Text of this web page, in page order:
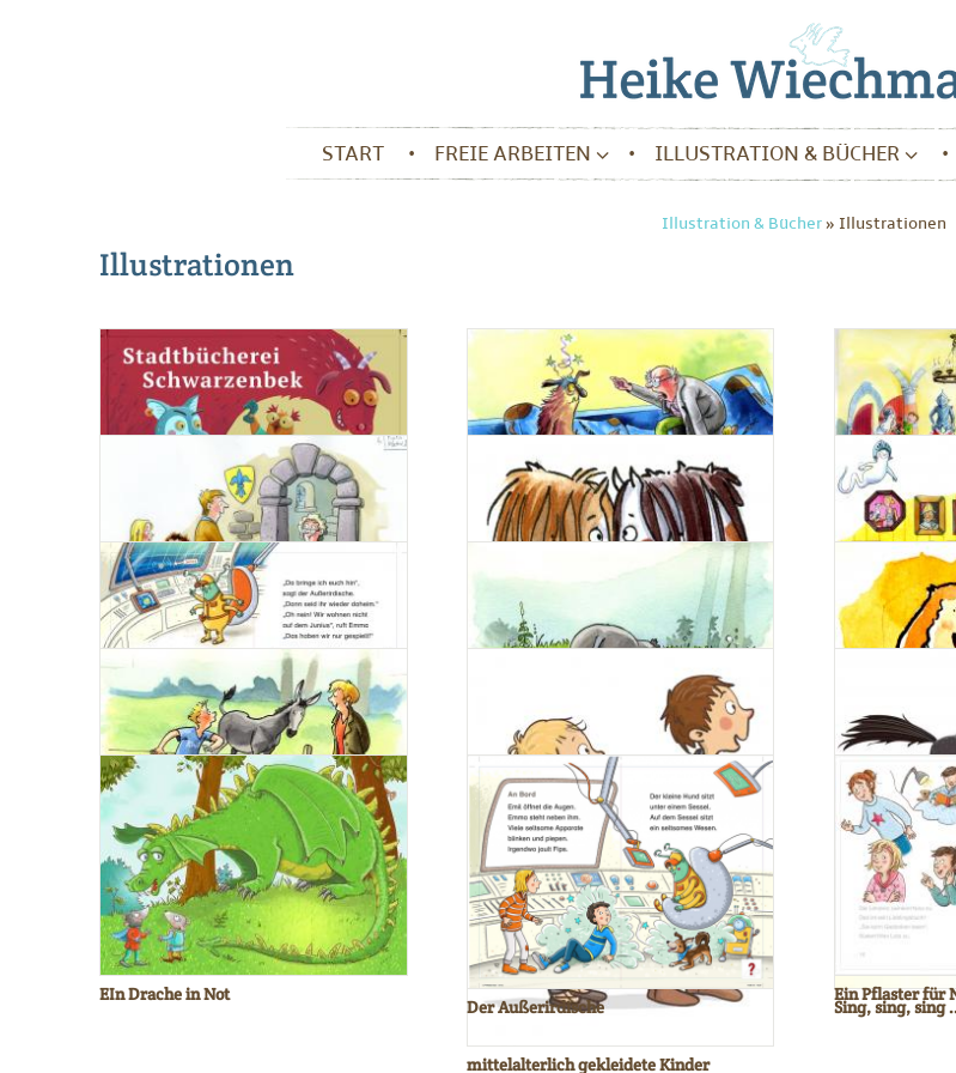
START FREIE ARBEITEN ILLUSTRATION & BÜCHER
Illustration & Bücher» Illustrationen
Illustrationen
Nettes Quartett
Im RIttersaal
An der Museumskasse
Ahnengalerie
Im Raumschiff
Der große Max
Sing, sing, sing
Max ist ein Esel?
mittelalterlich gekleidete Kinder
Pferd und
EIn Drache in Not
Der Außerirdische
Ein Pflaster für